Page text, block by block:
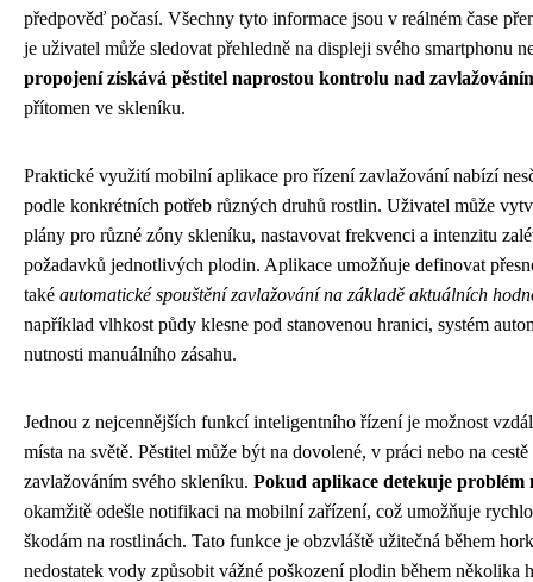
předpověď počasí. Všechny tyto informace jsou v reálném čase
je uživatel může sledovat přehledně na displeji svého smartphonu
propojení získává pěstitel naprostou kontrolu nad
přítomen ve skleníku.
Praktické využití mobilní aplikace pro řízení zavlažování nabízí
podle konkrétních potřeb různých druhů rostlin. Uživatel může
plány pro různé zóny skleníku, nastavovat frekvenci a intenzitu
požadavků jednotlivých plodin. Aplikace umožňuje definovat
také automatické spouštění zavlažování na základě aktuálních
například vlhkost půdy klesne pod stanovenou hranici, systém
nutnosti manuálního zásahu.
Jednou z nejcennějších funkcí inteligentního řízení je možnost
místa na světě. Pěstitel může být na dovolené, v práci nebo na
zavlažováním svého skleníku. Pokud aplikace detekuje problém
okamžitě odešle notifikaci na mobilní zařízení, což umožňuje
škodám na rostlinách. Tato funkce je obzvláště užitečná během
nedostatek vody způsobit vážné poškození plodin během několika